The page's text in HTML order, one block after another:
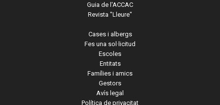
Guia de l'ACCAC
Revista "Lleure"
Cases i albergs
Fes una sol·licitud
Escoles
Entitats
Famílies i amics
Gestors
Avís legal
Política de privacitat